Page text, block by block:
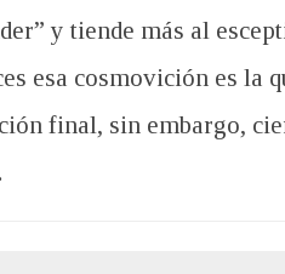
y tiende más al
esa cosmovición es la
final, sin embargo,